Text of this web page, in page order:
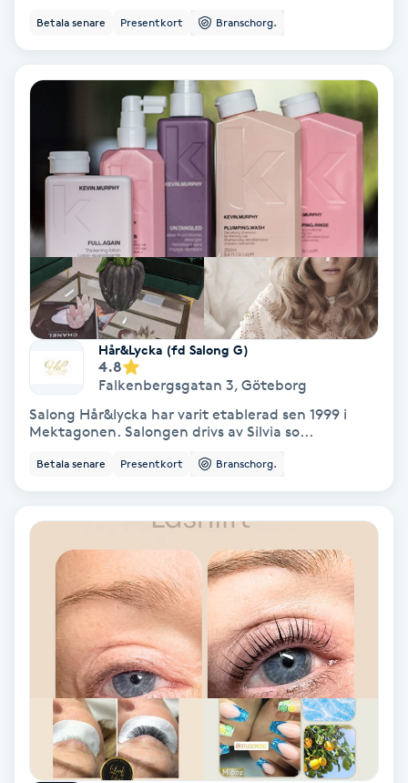
Medium
Megavolymfransar
Mesoterapi
MicroPen
Microshading
Mixfransar
Nagelförlängning
Nagelförlängning glasfiber
Nagelförlängning silke
Nagelförstärkning
Nagelklippning
Nagelsvamp
Betala senare Presentkort Branschorg.
Hår&Lycka (fd Salong G)
4.8
Falkenbergsgatan 3, Göteborg
Salong Hår&lycka har varit etablerad sen 1999 i
Mektagonen. Salongen drivs av Silvia so...
Betala senare Presentkort Branschorg.